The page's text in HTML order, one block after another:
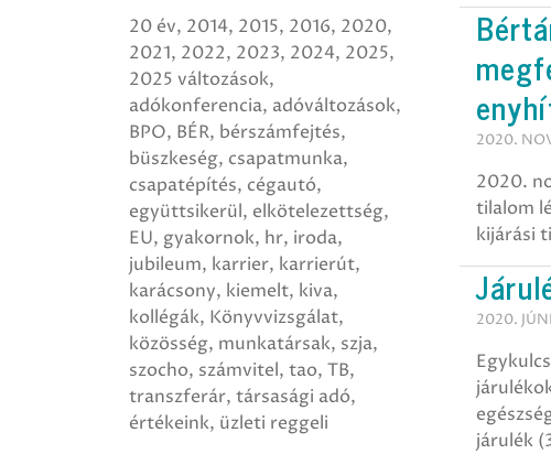
2020.
2020.
tilalom
kijárási
2020.
járulék
20 év 2014 2015 2016 2020
2021 2022 2023 2024 2025
2025 változások
adókonferencia adóváltozások
BPO BÉR bérszámfejtés
büszkeség csapatmunka
csapatépítés cégautó
együttsikerül elkötelezettség
EU gyakornok hr iroda
jubileum karrier karrierút
karácsony kiemelt kiva
kollégák Könyvvizsgálat
közösség munkatársak szja
szocho számvitel tao TB
transzferár társasági adó
értékeink üzleti reggeli